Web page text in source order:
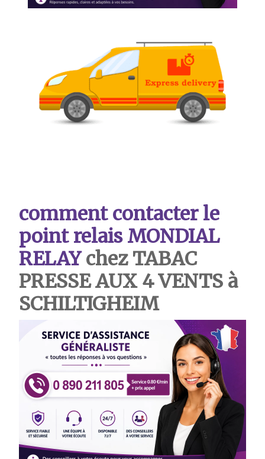
comment contacter le
point relais MONDIAL
RELAYchez TABAC
PRESSE AUX 4 VENTS à
SCHILTIGHEIM